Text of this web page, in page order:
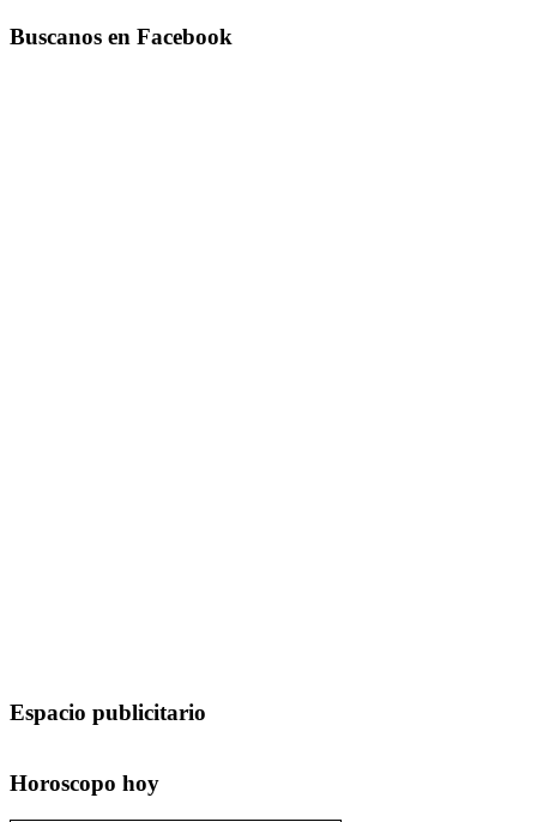
Buscanos en Facebook
Espacio publicitario
Horoscopo hoy